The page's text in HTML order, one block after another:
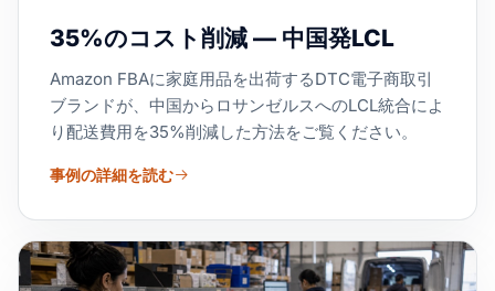
35%のコスト削減 — 中国発LCL
Amazon FBAに家庭用品を出荷するDTC電子商取引
ブランドが、中国からロサンゼルスへのLCL統合によ
り配送費用を35%削減した方法をご覧ください。
事例の詳細を読む